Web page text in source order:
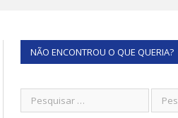
NÃO ENCONTROU O QUE QUERIA?